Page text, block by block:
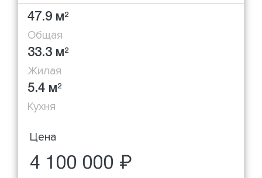
47.9 м2
Общая
33.3 м2
Жилая
5.4 м2
Кухня
Цена
4 100 000 ₽